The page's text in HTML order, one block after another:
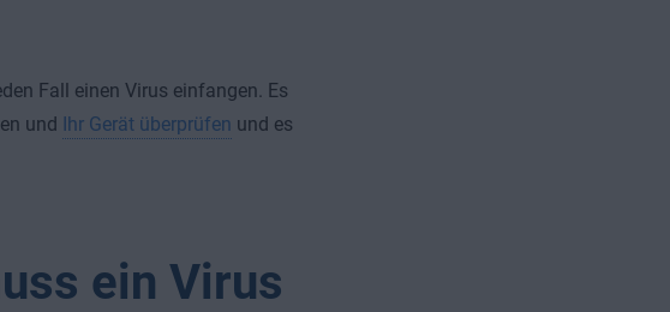
Fall einen Virus einfangen. Es
und Ihr Gerät überprüfen und es
ein Virus